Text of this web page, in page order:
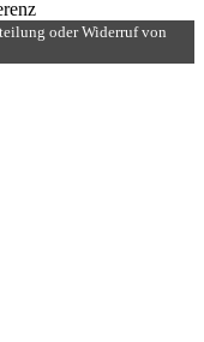
oder Widerruf von